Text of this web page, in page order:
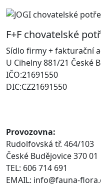
F+F chovatelské
Sídlo firmy + fakturační
U Cihelny 881/21 České
IČO:21691550
DIC:CZ21691550
Provozovna:
Rudolfovská tř. 464/103
České Budějovice 370 01
TEL: 606 714 691
EMAIL: info@fauna-